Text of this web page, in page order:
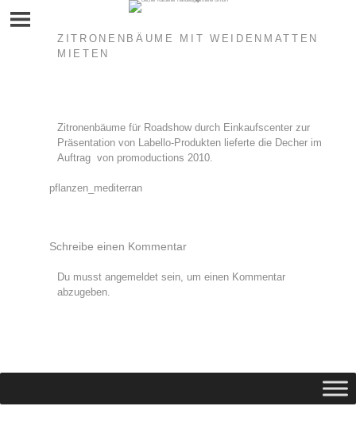
ZITRONENBÄUME MIT WEIDENMATTEN
MIETEN
Zitronenbäume für Roadshow durch Einkaufscenter zur
Präsentation von Labello-Produkten lieferte die Decher im
Auftrag von promoductions 2010.
Beitragsnavigation
pflanzen_mediterran
Schreibe einen Kommentar
Du musst angemeldet sein, um einen Kommentar
abzugeben.